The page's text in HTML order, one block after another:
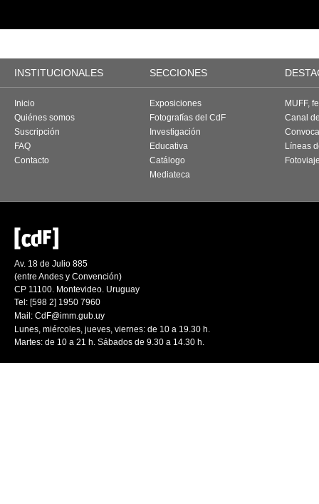
INSTITUCIONALES SECCIONES
Inicio
Quiénes somos
Suscripción
FAQ
Contacto
Exposiciones
Fotografías del CdF
Investigación
Educativa
Catálogo
Mediateca
MUFF,
Canal
Líneas
Av. 18 de Julio 885
(entre Andes y Convención)
CP 11100. Montevideo. Uruguay
Tel: [598 2] 1950 7960
Mail: CdF@imm.gub.uy
Lunes, miércoles, jueves, viernes: de 10 a 19.30 h.
Martes: de 10 a 21 h. Sábados de 9.30 a 14.30 h.